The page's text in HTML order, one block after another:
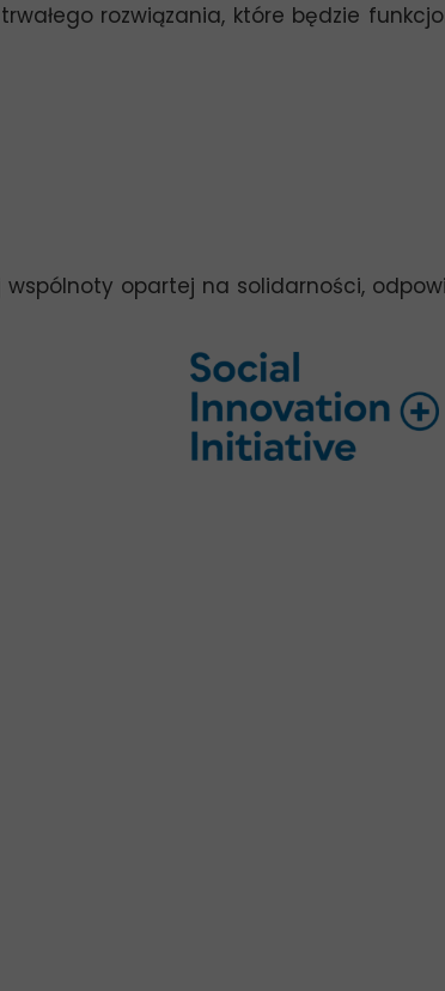
rozwiązania, które będzie
opartej na solidarności,